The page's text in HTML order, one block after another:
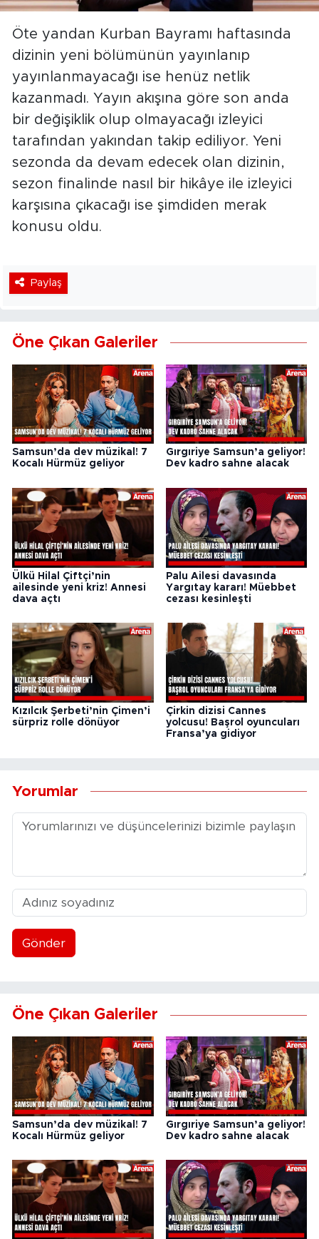
Öte yandan Kurban Bayramı haftasında
dizinin yeni bölümünün yayınlanıp
yayınlanmayacağı ise henüz netlik
kazanmadı. Yayın akışına göre son anda
bir değişiklik olup olmayacağı izleyici
tarafından yakından takip ediliyor. Yeni
sezonda da devam edecek olan dizinin,
sezon finalinde nasıl bir hikâye ile izleyici
karşısına çıkacağı ise şimdiden merak
konusu oldu.
Paylaş
Öne Çıkan Galeriler
Samsun’da dev müzikal! 7
Kocalı Hürmüz geliyor
Gırgıriye Samsun’a geliyor!
Dev kadro sahne alacak
Ülkü Hilal Çiftçi’nin
ailesinde yeni kriz! Annesi
dava açtı
Palu Ailesi davasında
Yargıtay kararı! Müebbet
cezası kesinleşti
Kızılcık Şerbeti’nin Çimen’i
sürpriz rolle dönüyor
Çirkin dizisi Cannes
yolcusu! Başrol oyuncuları
Fransa’ya gidiyor
Yorumlar
Gönder
Öne Çıkan Galeriler
Samsun’da dev müzikal! 7
Kocalı Hürmüz geliyor
Gırgıriye Samsun’a geliyor!
Dev kadro sahne alacak